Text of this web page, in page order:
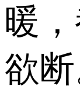
暖
欲